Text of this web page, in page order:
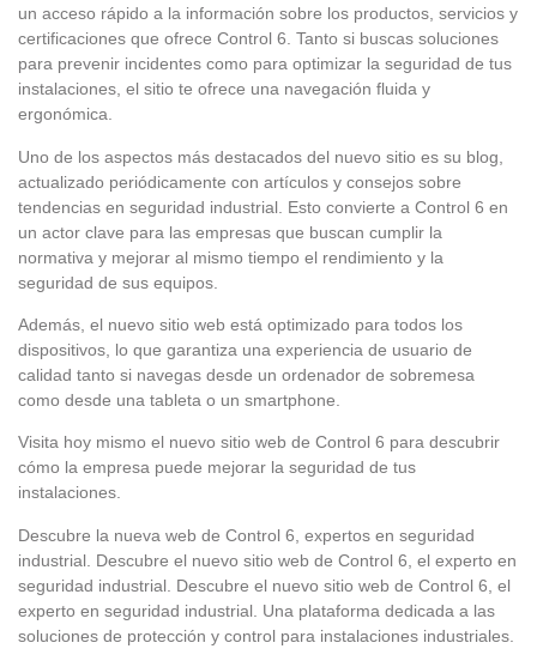
un acceso rápido a la información sobre los productos, servicios y
certificaciones que ofrece Control 6. Tanto si buscas soluciones
para prevenir incidentes como para optimizar la seguridad de tus
instalaciones, el sitio te ofrece una navegación fluida y
ergonómica.
Uno de los aspectos más destacados del nuevo sitio es su blog,
actualizado periódicamente con artículos y consejos sobre
tendencias en seguridad industrial. Esto convierte a Control 6 en
un actor clave para las empresas que buscan cumplir la
normativa y mejorar al mismo tiempo el rendimiento y la
seguridad de sus equipos.
Además, el nuevo sitio web está optimizado para todos los
dispositivos, lo que garantiza una experiencia de usuario de
calidad tanto si navegas desde un ordenador de sobremesa
como desde una tableta o un smartphone.
Visita hoy mismo el nuevo sitio web de Control 6 para descubrir
cómo la empresa puede mejorar la seguridad de tus
instalaciones.
Descubre la nueva web de Control 6, expertos en seguridad
industrial. Descubre el nuevo sitio web de Control 6, el experto en
seguridad industrial. Descubre el nuevo sitio web de Control 6, el
experto en seguridad industrial. Una plataforma dedicada a las
soluciones de protección y control para instalaciones industriales.